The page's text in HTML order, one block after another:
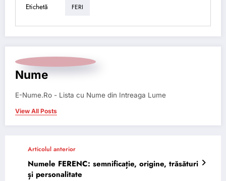
Etichetă FERI
Nume
E-Nume.Ro - Lista cu Nume din Intreaga Lume
View All Posts
Articolul anterior
Numele FERENC: semnificație, origine, trăsături
și personalitate